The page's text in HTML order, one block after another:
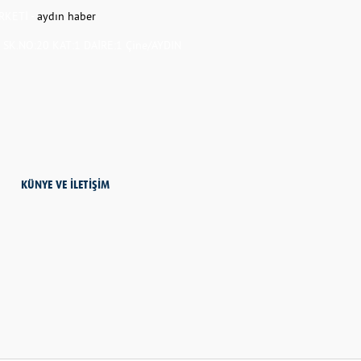
aydın haber
KÜNYE VE İLETİŞİM